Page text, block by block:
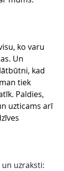
ko varu
Un
kad
tiek
Paldies,
uzticams arī
uzraksti: